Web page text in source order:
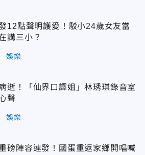
12點聲明護愛！駁小24歲女友當
講三小？
娛樂
逝！「仙界口譯姐」林琇琪錄音室
聲
娛樂
磅陣容連發！國蛋重返家鄉開唱喊